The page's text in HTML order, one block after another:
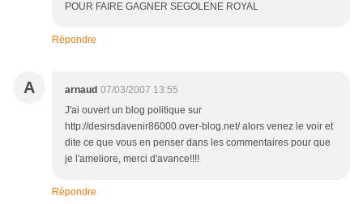
POUR FAIRE GAGNER SEGOLENE ROYAL
Répondre
A arnaud 07/03/2007 13:55
J'ai ouvert un blog politique sur
http://desirsdavenir86000.over-blog.net/ alors venez le voir et
dite ce que vous en penser dans les commentaires pour que
je l'ameliore, merci d'avance!!!!
Répondre